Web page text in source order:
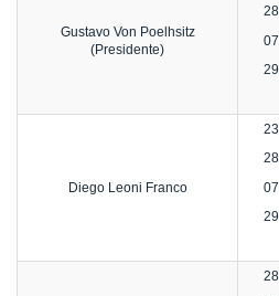
Gustavo Von Poelhsitz
(Presidente)
Diego Leoni Franco